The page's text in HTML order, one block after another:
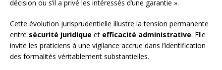
décision ou s’il a privé les intéressés d’une garantie ».
Cette évolution jurisprudentielle illustre la tension permanente
entre sécurité juridique et efficacité administrative. Elle
invite les praticiens à une vigilance accrue dans l’identification
des formalités véritablement substantielles.